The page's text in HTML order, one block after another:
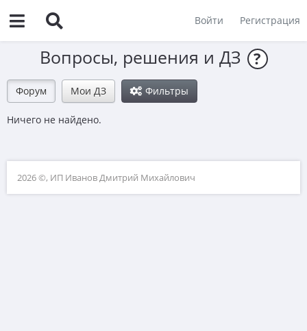
Войти Регистрация
Вопросы, решения и ДЗ ?
Форум Мои ДЗ Фильтры
Ничего не найдено.
2026 ©, ИП Иванов Дмитрий Михайлович